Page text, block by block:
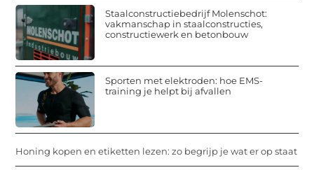
Staalconstructiebedrijf Molenschot:
vakmanschap in staalconstructies,
constructiewerk en betonbouw
Sporten met elektroden: hoe EMS-
training je helpt bij afvallen
Honing kopen en etiketten lezen: zo begrijp je wat er op staat